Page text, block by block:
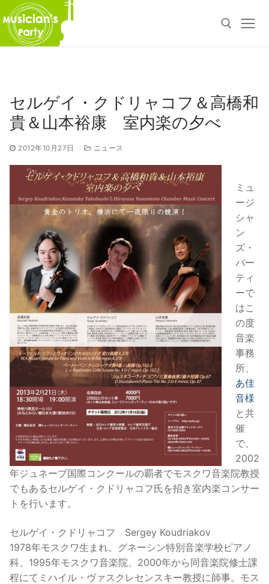
ン
セルゲイ・クドリャコフ＆高橋和
貴＆山本裕康 室内楽の夕べ
2012年10月27日 ニュース
ミュ
ージ
シャ
ン
ズ・
パー
ティ
ーで
はこ
の度
音楽
事務
所、
あ佳
音様
と共
催
で、
2002
年ジュネーブ国際コンクールの覇者でモスクワ音楽院教授
でもあるセルゲイ・クドリャコフ氏を招き室内楽コンサー
トを行います。
セルゲイ・クドリャコフ Sergey Koudriakov
1978年モスクワ生まれ。グネーシン特別音楽学校ピアノ
科、1995年モスクワ音楽院、2000年から同音楽院修士課
程にてミハイル・ヴァスクレセンスキー教授に師事。モス